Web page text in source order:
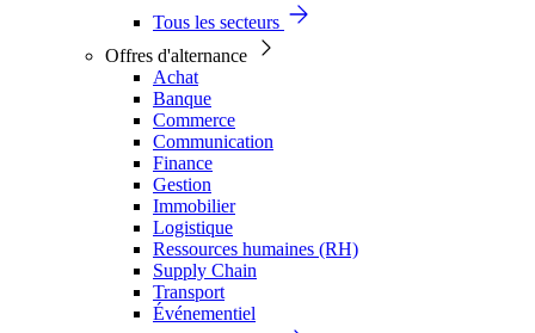
Tous les secteurs
Offres d'alternance
Achat
Banque
Commerce
Communication
Finance
Gestion
Immobilier
Logistique
Ressources humaines (RH)
Supply Chain
Transport
Événementiel